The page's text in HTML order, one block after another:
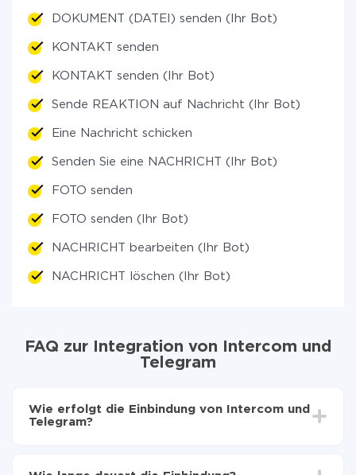
DOKUMENT (DATEI) senden (Ihr Bot)
KONTAKT senden
KONTAKT senden (Ihr Bot)
Sende REAKTION auf Nachricht (Ihr Bot)
Eine Nachricht schicken
Senden Sie eine NACHRICHT (Ihr Bot)
FOTO senden
FOTO senden (Ihr Bot)
NACHRICHT bearbeiten (Ihr Bot)
NACHRICHT löschen (Ihr Bot)
FAQ zur Integration von Intercom und
Telegram
Wie erfolgt die Einbindung von Intercom und
Telegram?